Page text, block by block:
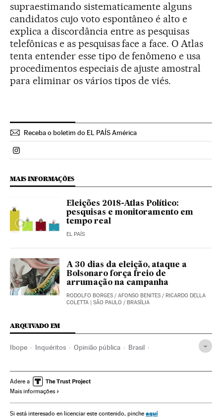
supraestimando sistematicamente alguns
candidatos cujo voto espontâneo é alto e
explica a discordância entre as pesquisas
telefônicas e as pesquisas face a face. O Atlas
tenta entender esse tipo de fenômeno e usa
procedimentos especiais de ajuste amostral
para eliminar os vários tipos de viés.
Receba o boletim do EL PAÍS América
Politica El País Brasil en Instagram
MAIS INFORMAÇÕES
Eleições 2018-Atlas Político:
pesquisas e monitoramento em
tempo real
EL PAÍS
A 30 dias da eleição, ataque a
Bolsonaro força freio de
arrumação na campanha
RODOLFO BORGES / AFONSO BENITES / RICARDO DELLA
COLETTA | SÃO PAULO / BRASÍLIA
ARQUIVADO EM
Ibope Inquéritos Opinião pública Brasil
Adere a
Mais informações
Si está interesado en licenciar este contenido, pinche aquí